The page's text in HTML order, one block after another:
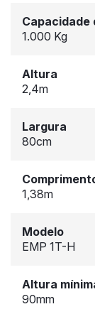
Capacidade
1.000 Kg
Altura
2,4m
Largura
80cm
1,38m
Modelo
EMP 1T-H
Altura
90mm